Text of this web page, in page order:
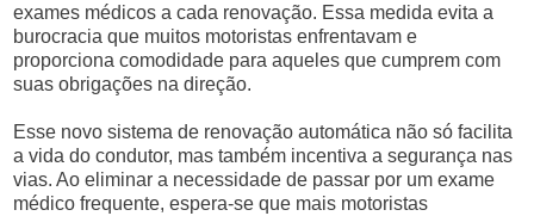
exames médicos a cada renovação. Essa medida evita a
burocracia que muitos motoristas enfrentavam e
proporciona comodidade para aqueles que cumprem com
suas obrigações na direção.
Esse novo sistema de renovação automática não só facilita
a vida do condutor, mas também incentiva a segurança nas
vias. Ao eliminar a necessidade de passar por um exame
médico frequente, espera-se que mais motoristas